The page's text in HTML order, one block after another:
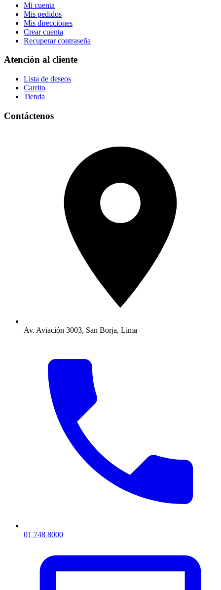
Mi cuenta
Mis pedidos
Mis direcciones
Crear cuenta
Recuperar contraseña
Atención al cliente
Lista de deseos
Carrito
Tienda
Contáctenos
Av. Aviación 3003, San Borja, Lima
01 748 8000